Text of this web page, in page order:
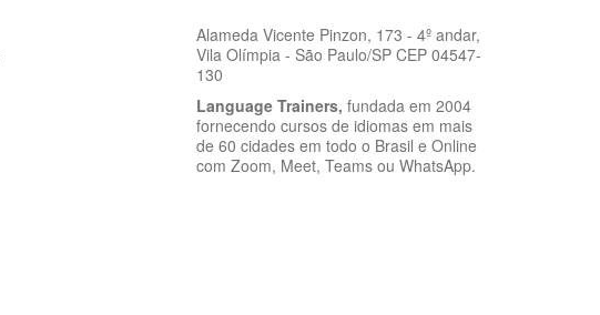
Alameda Vicente Pinzon, 173 - 4º andar,
Vila Olímpia - São Paulo/SP CEP 04547-
130
Language Trainers, fundada em 2004
fornecendo cursos de idiomas em mais
de 60 cidades em todo o Brasil e Online
com Zoom, Meet, Teams ou WhatsApp.